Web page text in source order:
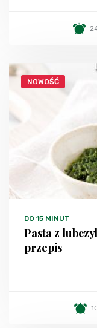
NOWOŚĆ
DO 15 MINUT
Pasta z
przepis